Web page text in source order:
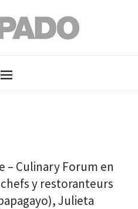
– Culinary Forum en
y restoranteurs
Julieta